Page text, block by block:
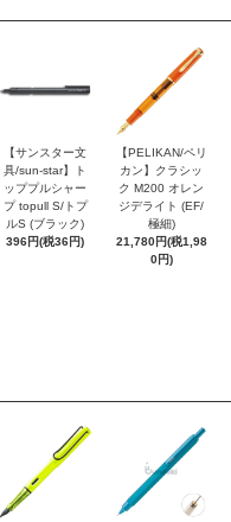
【サンスター文
具/sun-star】ト
ッププルシャー
プ topull S/トプ
ルS (ブラック)
396円(税36円)
【PELIKAN/ペリ
カン】クラシッ
ク M200 オレン
ジデライト (EF/
極細)
21,780円(税1,98
0円)